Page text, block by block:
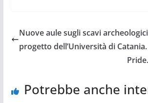
Nuove aule sugli scavi
progetto dell’Università di Catania.
Potrebbe anche